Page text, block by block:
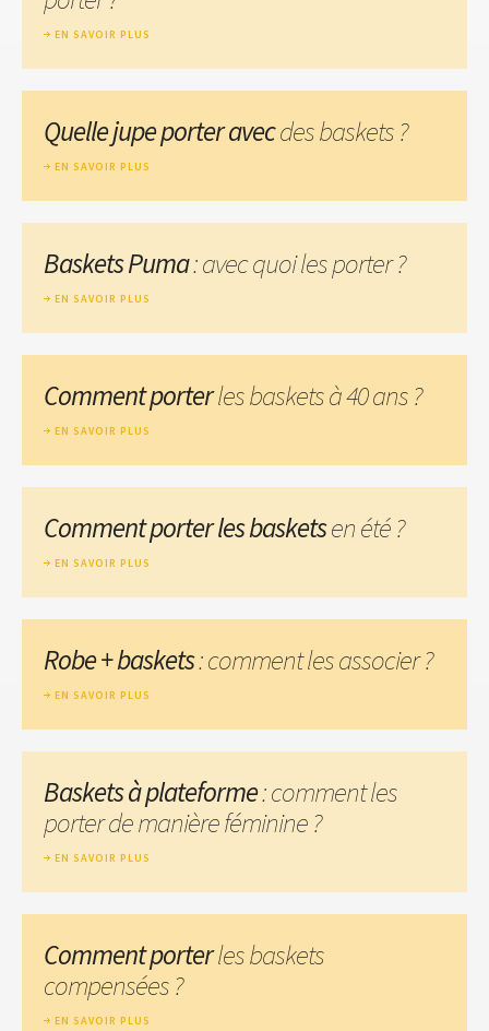
EN SAVOIR PLUS
Quelle jupe porter avecdes baskets ?
EN SAVOIR PLUS
Baskets Puma: avec quoi les porter ?
EN SAVOIR PLUS
Comment porterles baskets à 40 ans ?
EN SAVOIR PLUS
Comment porter les basketsen été ?
EN SAVOIR PLUS
Robe + baskets: comment les associer ?
EN SAVOIR PLUS
Baskets à plateforme: comment les
porter de manière féminine ?
EN SAVOIR PLUS
Comment porterles baskets
compensées ?
EN SAVOIR PLUS